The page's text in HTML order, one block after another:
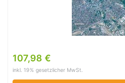
107,98 €
inkl. 19% gesetzlicher MwSt.